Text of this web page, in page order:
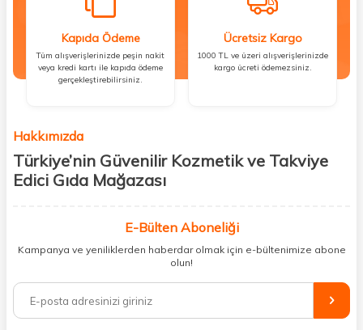
Kapıda Ödeme
Tüm alışverişlerinizde peşin nakit
veya kredi kartı ile kapıda ödeme
gerçekleştirebilirsiniz.
Ücretsiz Kargo
1000 TL ve üzeri alışverişlerinizde
kargo ücreti ödemezsiniz.
Hakkımızda
Türkiye’nin Güvenilir Kozmetik ve Takviye
Edici Gıda Mağazası
kişisel bakım hem de takviye edici gıda ürünlerini sizlerle
buluşturuyoruz. Artık mağaza mağaza dolaşmanıza gerek yok;
ihtiyacınız olan her şeyi tek bir çatı altında topluyor ve kapınıza kadar
%100 orijinal kozmetik ve sağlık ürünleriyle güzelliğinizi tamamlayabilir,
vücudunuzu desteklemek için güvenilir takviye edici gıdalara
E-Bülten Aboneliği
Kampanya ve yeniliklerden haberdar olmak için e-bültenimize abone
olun!